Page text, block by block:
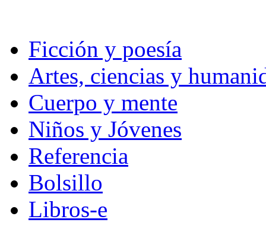
Ficción y poesía
Artes, ciencias y
Cuerpo y mente
Niños y Jóvenes
Referencia
Bolsillo
Libros-e